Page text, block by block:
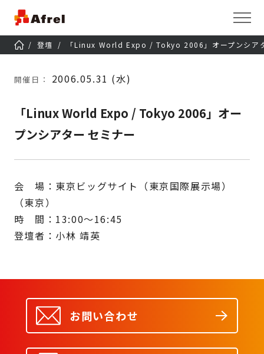
登壇 「Linux World Expo / Tokyo 2006」オープンシア
開催日： 2006.05.31 (水)
「Linux World Expo / Tokyo 2006」オー
プンシアター セミナー
会 場：東京ビッグサイト（東京国際展示場）
（東京）
時 間：13:00～16:45
登壇者：小林 靖英
お問い合わせ